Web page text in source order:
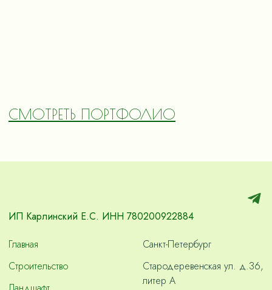
СМОТРЕТЬ ПОРТФОЛИО
ИП Карлинский Е.С. ИНН 780200922884
Главная
Строительство
Санкт-Петербург
Стародеревенская ул. д.36,
литер А